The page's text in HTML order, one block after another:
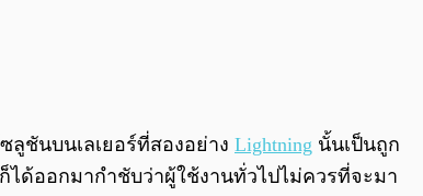
ลูชันบนเลเยอร์ที่สองอย่าง Lightning นั้นเป็นถูก
ด้ออกมากำชับว่าผู้ใช้งานทั่วไปไม่ควรที่จะมา